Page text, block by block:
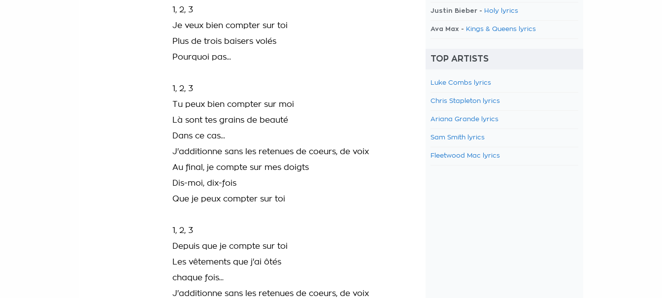
1, 2, 3
Je veux bien compter sur toi
Plus de trois baisers volés
Pourquoi pas...
1, 2, 3
Tu peux bien compter sur moi
Là sont tes grains de beauté
Dans ce cas...
J'additionne sans les retenues de coeurs, de voix
Au final, je compte sur mes doigts
Dis-moi, dix-fois
Que je peux compter sur toi
1, 2, 3
Depuis que je compte sur toi
Les vêtements que j'ai ôtés
chaque fois...
J'additionne sans les retenues de coeurs, de voix
Justin Bieber - Holy lyrics
Ava Max - Kings & Queens lyrics
TOP ARTISTS
Luke Combs lyrics
Chris Stapleton lyrics
Ariana Grande lyrics
Sam Smith lyrics
Fleetwood Mac lyrics